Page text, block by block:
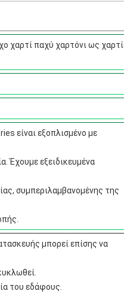
χαρτί παχύ χαρτόνι ως χαρτί
είναι εξοπλισμένο με
Έχουμε εξειδικευμένα
συμπεριλαμβανομένης της
μπορεί επίσης να
του εδάφους.